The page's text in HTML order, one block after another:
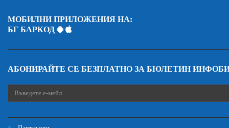
МОБИЛНИ ПРИЛОЖЕНИЯ НА:
БГ БАРКОД
АБОНИРАЙТЕ СЕ БЕЗПЛАТНО ЗА БЮЛЕТИН